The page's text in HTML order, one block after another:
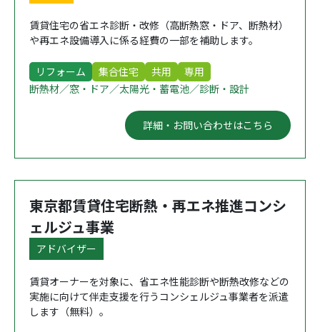
賃貸住宅の省エネ診断・改修（高断熱窓・ドア、断熱材）
や再エネ設備導入に係る経費の一部を補助します。
リフォーム 集合住宅 共用
専用
断熱材／窓・ドア／太陽光・蓄電池／診断・設計
詳細・お問い合わせはこちら
東京都賃貸住宅断熱・再エネ推進コンシ
ェルジュ事業
アドバイザー
賃貸オーナーを対象に、省エネ性能診断や断熱改修などの
実施に向けて伴走支援を行うコンシェルジュ事業者を派遣
します（無料）。